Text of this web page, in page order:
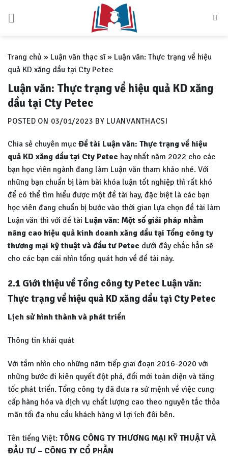
Trang chủ » Luận văn thạc sĩ» Luận văn: Thực trạng về hiệu
quả KD xăng dầu tại Cty Petec
Luận văn: Thực trạng về hiệu quả KD xăng
dầu tại Cty Petec
POSTED ON 03/01/2023 BY LUANVANTHACSI
Chia sẻ chuyên mục Đề tài Luận văn: Thực trạng về hiệu
quả KD xăng dầu tại Cty Petec hay nhất năm 2022 cho các
bạn học viên ngành đang làm Luận văn tham khảo nhé. Với
những bạn chuẩn bị làm bài khóa luận tốt nghiệp thì rất khó
để có thể tìm hiểu được một đề tài hay, đặc biệt là các bạn
học viên đang chuẩn bị bước vào thời gian lựa chọn đề tài làm
Luận văn thì với đề tài Luận văn: Một số giải pháp nhằm
nâng cao hiệu quả kinh doanh xăng dầu tại Tổng công ty
thương mại kỹ thuật và đầu tư Petec dưới đây chắc hẳn sẽ
cho các bạn cái nhìn tổng quát hơn về đề tài này.
2.1 Giới thiệu về Tổng công ty Petec Luận văn:
Thực trạng về hiệu quả KD xăng dầu tại Cty Petec
Lịch sử hình thành và phát triển
Thông tin khái quát
Với tầm nhìn cho những năm tiếp giai đoạn 2016-2020 với
những bước đi kiên quyết đột phá, đổi mới toàn diện và tăng
tốc phát triển. Tổng công ty đã đưa ra sứ mệnh về việc cung
cấp hàng hóa và dịch vụ chất lượng cao theo nguyên tắc thỏa
mãn tối đa nhu cầu khách hàng vì lợi ích đôi bên.
Tên tiếng Việt: TÔNG CÔNG TY THƯƠNG MẠI KỸ THUẬT VÀ
ĐẦU TƯ – CÔNG TY CỔ PHẦN